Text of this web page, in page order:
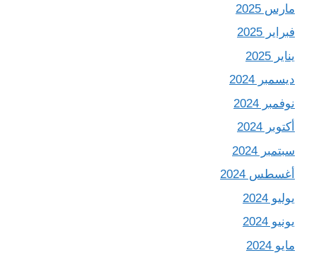
مارس 2025
فبراير 2025
يناير 2025
ديسمبر 2024
نوفمبر 2024
أكتوبر 2024
سبتمبر 2024
أغسطس 2024
يوليو 2024
يونيو 2024
مايو 2024